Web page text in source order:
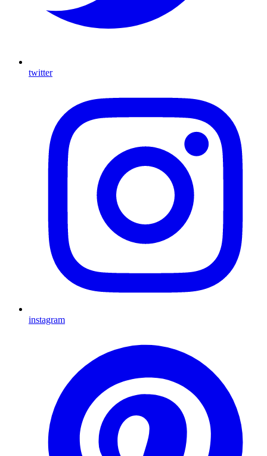
twitter
instagram